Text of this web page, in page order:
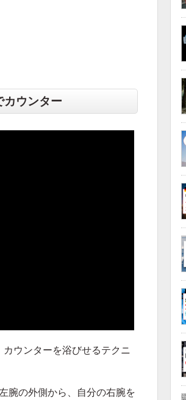
カウンター
ウンターを浴びせるテクニ
腕の外側から、自分の右腕を